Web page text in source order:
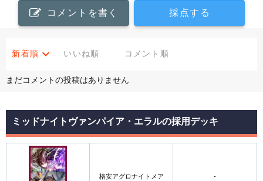
コメントを書く 採点する
新着順 いいね順 コメント順
まだコメントの投稿はありません
ミッドナイトヴァンパイア・エラルの採用デッキ
格安アグロナイトメア -